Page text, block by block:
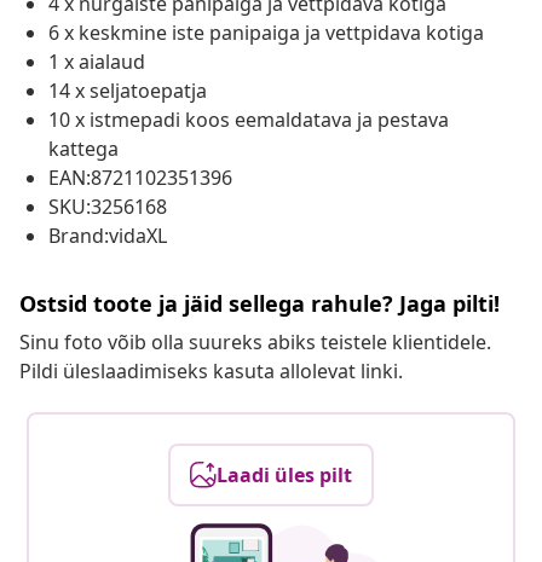
6 x keskmine iste panipaiga ja vettpidava kotiga
1 x aialaud
14 x seljatoepatja
10 x istmepadi koos eemaldatava ja pestava
kattega
EAN:8721102351396
SKU:3256168
Brand:vidaXL
Ostsid toote ja jäid sellega rahule? Jaga pilti!
Sinu foto võib olla suureks abiks teistele klientidele.
Pildi üleslaadimiseks kasuta allolevat linki.
Laadi üles pilt